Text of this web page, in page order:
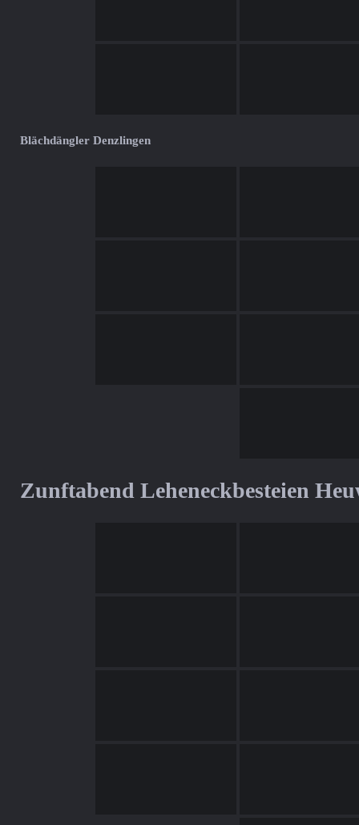
Blächdängler Denzlingen
Zunftabend Leheneckbesteien